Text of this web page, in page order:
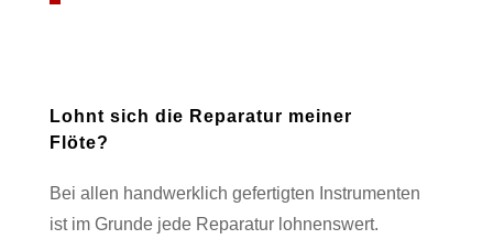
Lohnt sich die Reparatur meiner
Flöte?
Bei allen handwerklich gefertigten Instrumenten
ist im Grunde jede Reparatur lohnenswert.